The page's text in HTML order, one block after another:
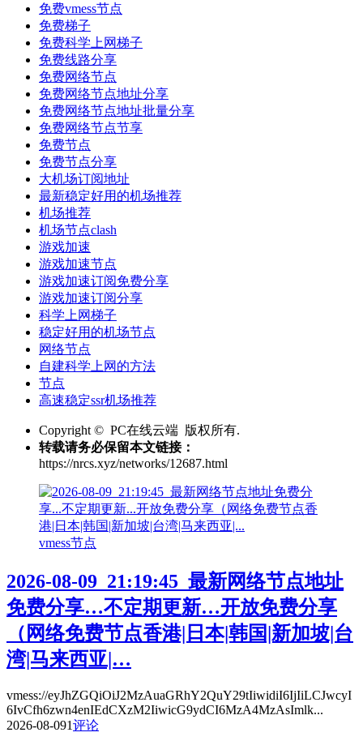
免费vmess节点
免费梯子
免费科学上网梯子
免费线路分享
免费网络节点
免费网络节点地址分享
免费网络节点地址批量分享
免费网络节点节享
免费节点
免费节点分享
大机场订阅地址
最新稳定好用的机场推荐
机场推荐
机场节点clash
游戏加速
游戏加速节点
游戏加速订阅免费分享
游戏加速订阅分享
科学上网梯子
稳定好用的机场节点
网络节点
自建科学上网的方法
节点
高速稳定ssr机场推荐
Copyright © PC在线云端 版权所有.
转载请务必保留本文链接：
https://nrcs.xyz/networks/12687.html
vmess节点
2026-08-09_21:19:45_最新网络节点地址
免费分享…不定期更新…开放免费分享
（网络免费节点香港|日本|韩国|新加坡|台
湾|马来西亚|…
vmess://eyJhZGQiOiJ2MzAuaGRhY2QuY29tIiwidiI6IjIiLCJwcyI
6IvCfh6zwn4enIEdCXzM2IiwicG9ydCI6MzA4MzAsImlk...
2026-08-091评论